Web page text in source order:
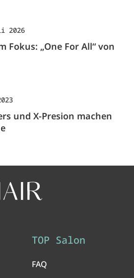
2026
Fokus: „One For All“ von
und X-Presion machen
TOP Salon
FAQ